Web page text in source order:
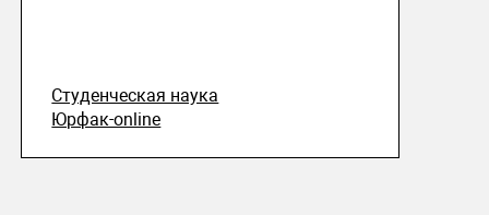
Студенческая наука
Юрфак-online